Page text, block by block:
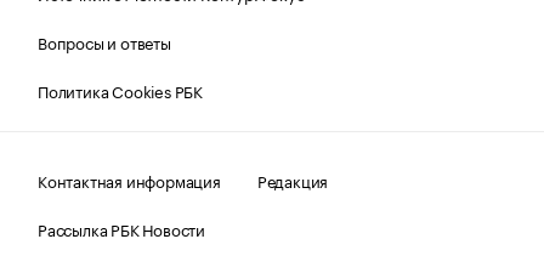
Вопросы и ответы
Политика Cookies РБК
Контактная информация
Редакция
Рассылка РБК Новости